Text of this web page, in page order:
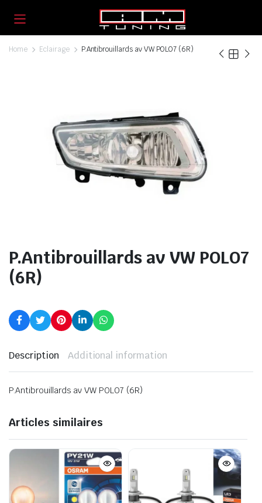
Home Eclairage P.Antibrouillards av VW POLO7 (6R)
P.Antibrouillards av VW POLO7
(6R)
Description Additional information
P.Antibrouillards av VW POLO7 (6R)
Articles similaires